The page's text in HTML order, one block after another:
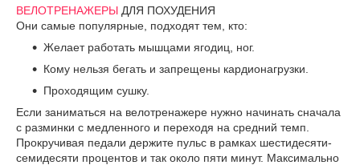
ВЕЛОТРЕНАЖЕРЫ ДЛЯ ПОХУДЕНИЯ
Они самые популярные, подходят тем, кто:
Желает работать мышцами ягодиц, ног.
Кому нельзя бегать и запрещены кардионагрузки.
Проходящим сушку.
Если заниматься на велотренажере нужно начинать сначала
с разминки с медленного и переходя на средний темп.
Прокручивая педали держите пульс в рамках шестидесяти-
семидесяти процентов и так около пяти минут. Максимально